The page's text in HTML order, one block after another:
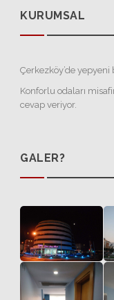
KURUMSAL
Çerkezköy’de yepyeni
Konforlu odaları
cevap veriyor.
GALER?